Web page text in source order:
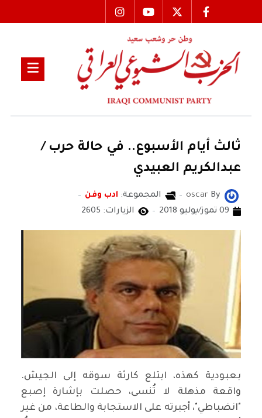
ثالث أيام الأسبوع.. في حالة حرب /
عبدالكريم العبيدي
By
oscar المجموعة: ادب وفن
09 تموز/يوليو 2018
الزيارات: 2605
بعبودية كهذه، ابتلع كارثة سوقه إلى الجيش.
واقعة مذهلة لا تُنسى، حصلت بإشارة إصبع
"انضباطي"، أجبرته على الاستجابة والطاعة، من غير